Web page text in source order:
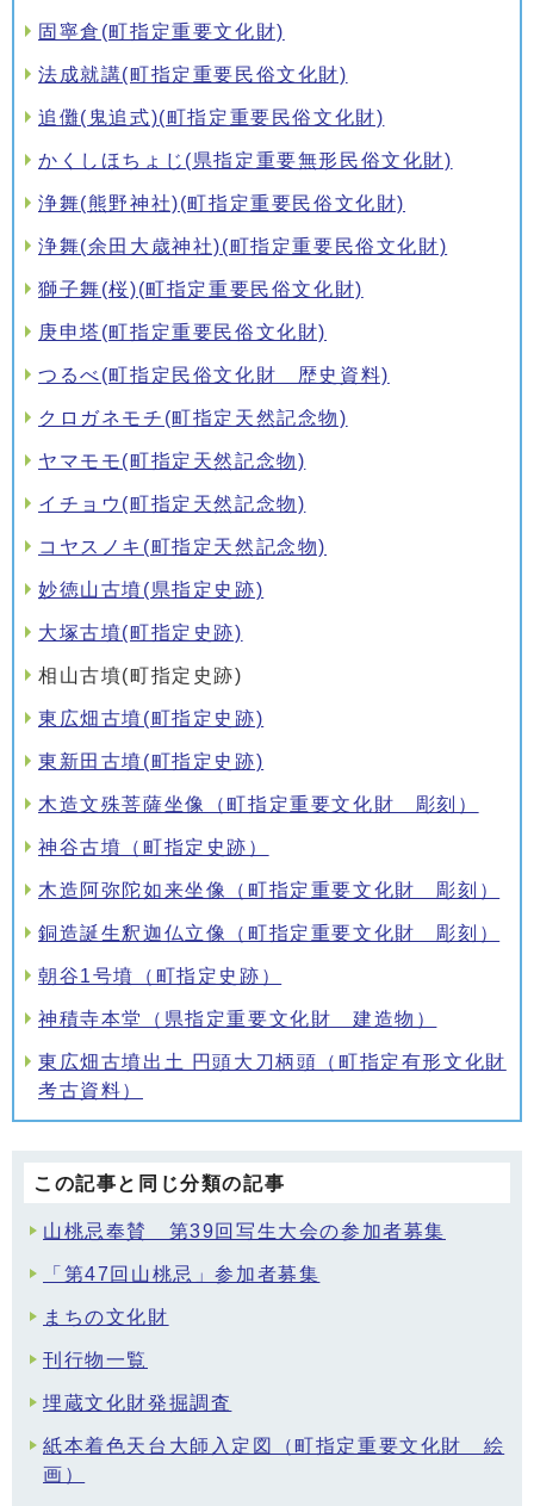
固寧倉(町指定重要文化財)
法成就講(町指定重要民俗文化財)
追儺(鬼追式)(町指定重要民俗文化財)
かくしほちょじ(県指定重要無形民俗文化財)
浄舞(熊野神社)(町指定重要民俗文化財)
浄舞(余田大歳神社)(町指定重要民俗文化財)
獅子舞(桜)(町指定重要民俗文化財)
庚申塔(町指定重要民俗文化財)
つるべ(町指定民俗文化財 歴史資料)
クロガネモチ(町指定天然記念物)
ヤマモモ(町指定天然記念物)
イチョウ(町指定天然記念物)
コヤスノキ(町指定天然記念物)
妙徳山古墳(県指定史跡)
大塚古墳(町指定史跡)
相山古墳(町指定史跡)
東広畑古墳(町指定史跡)
東新田古墳(町指定史跡)
木造文殊菩薩坐像（町指定重要文化財 彫刻）
神谷古墳（町指定史跡）
木造阿弥陀如来坐像（町指定重要文化財 彫刻）
銅造誕生釈迦仏立像（町指定重要文化財 彫刻）
朝谷1号墳（町指定史跡）
神積寺本堂（県指定重要文化財 建造物）
東広畑古墳出土 円頭大刀柄頭（町指定有形文化財
考古資料）
この記事と同じ分類の記事
山桃忌奉賛 第39回写生大会の参加者募集
「第47回山桃忌」参加者募集
まちの文化財
刊行物一覧
埋蔵文化財発掘調査
紙本着色天台大師入定図（町指定重要文化財 絵
画）